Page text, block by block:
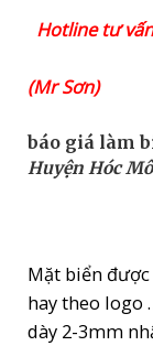
Hotline tư
(Mr Sơn)
báo giá làm
Huyện Hóc
Mặt biển
hay theo logo
dày 2-3mm